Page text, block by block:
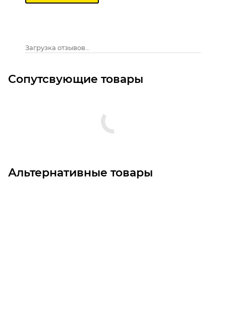
Загрузка отзывов...
Сопутсвующие товары
Альтернативные товары